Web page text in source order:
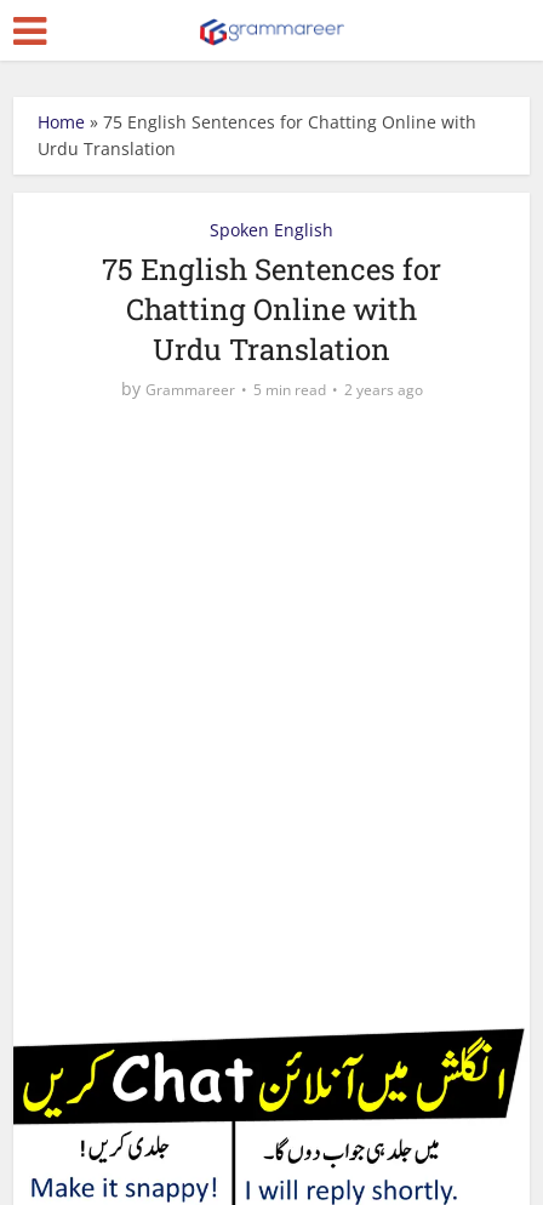
Home »75 English Sentences for Chatting Online with
Urdu Translation
Spoken English
75 English Sentences for
Chatting Online with
Urdu Translation
by Grammareer 5 min read 2 years ago